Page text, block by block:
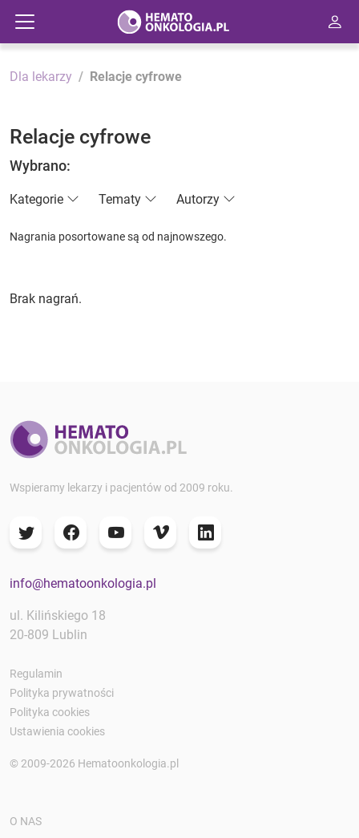
Dla lekarzy Relacje cyfrowe
Relacje cyfrowe
Wybrano:
Kategorie Tematy Autorzy
Nagrania posortowane są od najnowszego.
Brak nagrań.
Wspieramy lekarzy i pacjentów od 2009 roku.
info@hematoonkologia.pl
ul. Kilińskiego 18
20-809 Lublin
Regulamin
Polityka prywatności
Polityka cookies
Ustawienia cookies
© 2009-2026 Hematoonkologia.pl
O NAS